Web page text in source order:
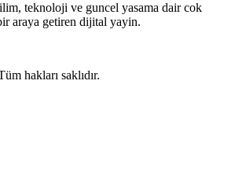
teknoloji ve guncel yasama dair cok
araya getiren dijital yayin.
hakları saklıdır.